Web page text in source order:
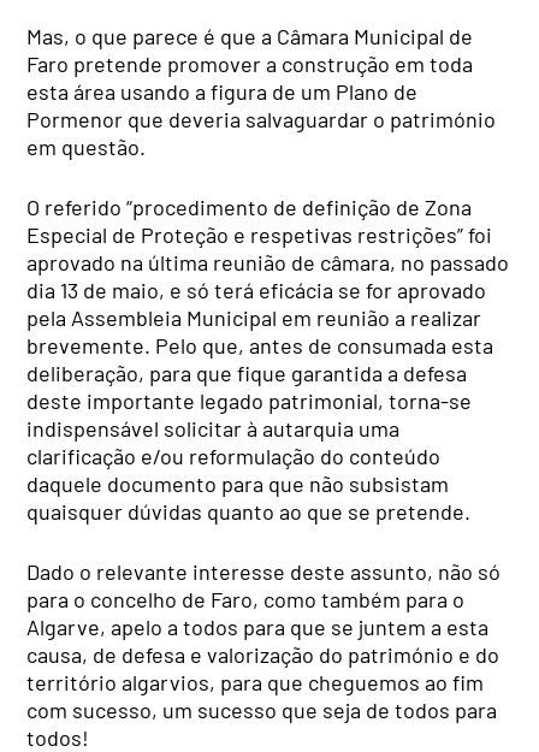
Mas, o que parece é que a Câmara Municipal de
Faro pretende promover a construção em toda
esta área usando a figura de um Plano de
Pormenor que deveria salvaguardar o património
em questão.
O referido “procedimento de definição de Zona
Especial de Proteção e respetivas restrições” foi
aprovado na última reunião de câmara, no passado
dia 13 de maio, e só terá eficácia se for aprovado
pela Assembleia Municipal em reunião a realizar
brevemente. Pelo que, antes de consumada esta
deliberação, para que fique garantida a defesa
deste importante legado patrimonial, torna-se
indispensável solicitar à autarquia uma
clarificação e/ou reformulação do conteúdo
daquele documento para que não subsistam
quaisquer dúvidas quanto ao que se pretende.
Dado o relevante interesse deste assunto, não só
para o concelho de Faro, como também para o
Algarve, apelo a todos para que se juntem a esta
causa, de defesa e valorização do património e do
território algarvios, para que cheguemos ao fim
com sucesso, um sucesso que seja de todos para
todos!